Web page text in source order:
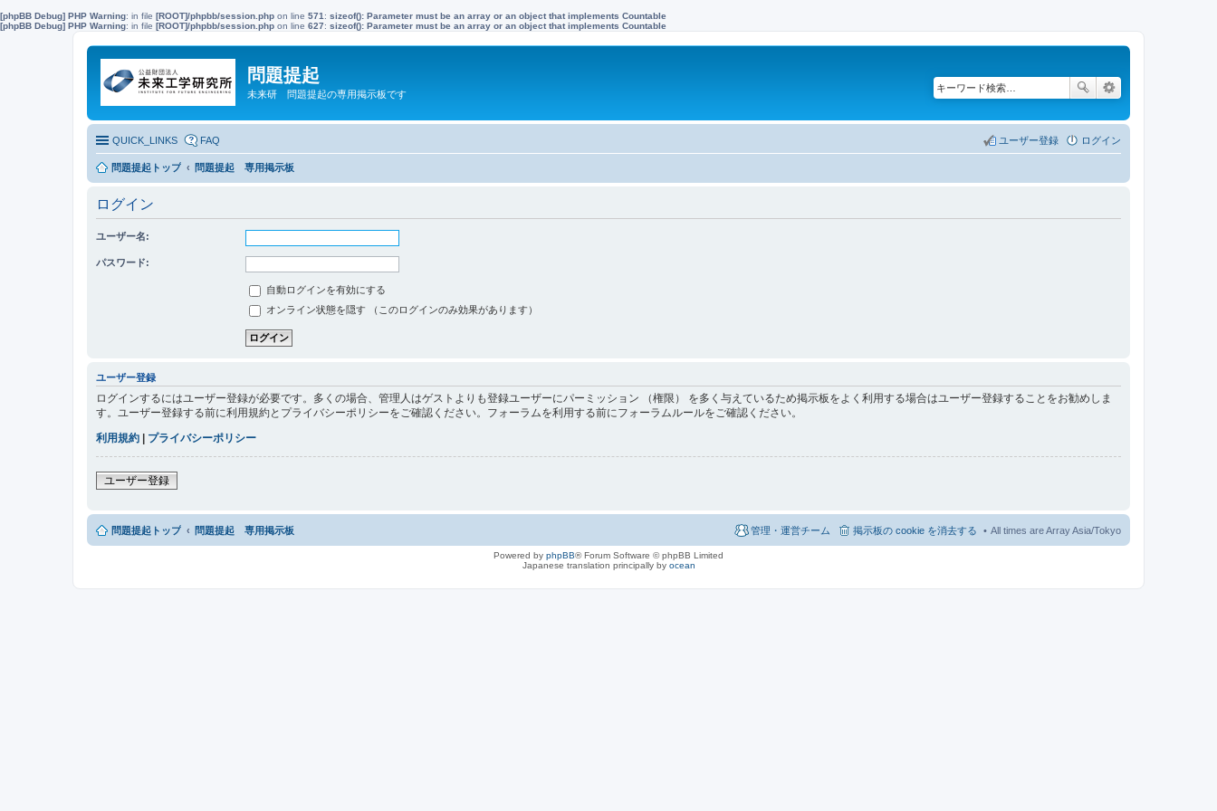
[phpBB Debug] PHP Warning: in file [ROOT]/phpbb/session.php on line 571 : sizeof(): Parameter must be an array or an object that implements Countable
[phpBB Debug] PHP Warning: in file [ROOT]/phpbb/session.php on line 627: sizeof(): Parameter must be an array or an object that implements Countable
問題提起
未来研 問題提起の専用掲示板です
QUICK_LINKS FAQ ログイン
ユーザー登録
問題提起トップ 問題提起 専用掲示板
ログイン
ユーザー名:
パスワード:
自動ログインを有効にする
オンライン状態を隠す （このログインのみ効果があります）
ユーザー登録
ログインするにはユーザー登録が必要です。多くの場合、管理人はゲストよりも登録ユーザーにパーミッション （権限） を多く与えているため掲示板をよく利用する場合はユーザー登録することをお勧めしま
す。ユーザー登録する前に利用規約とプライバシーポリシーをご確認ください。フォーラムを利用する前にフォーラムルールをご確認ください。
利用規約
プライバシーポリシー
ユーザー登録
問題提起トップ 問題提起 専用掲示板 All times are Array Asia/Tokyo
掲示板の cookie を消去する
管理・運営チーム
Powered by phpBB® Forum Software © phpBB Limited
Japanese translation principally by ocean